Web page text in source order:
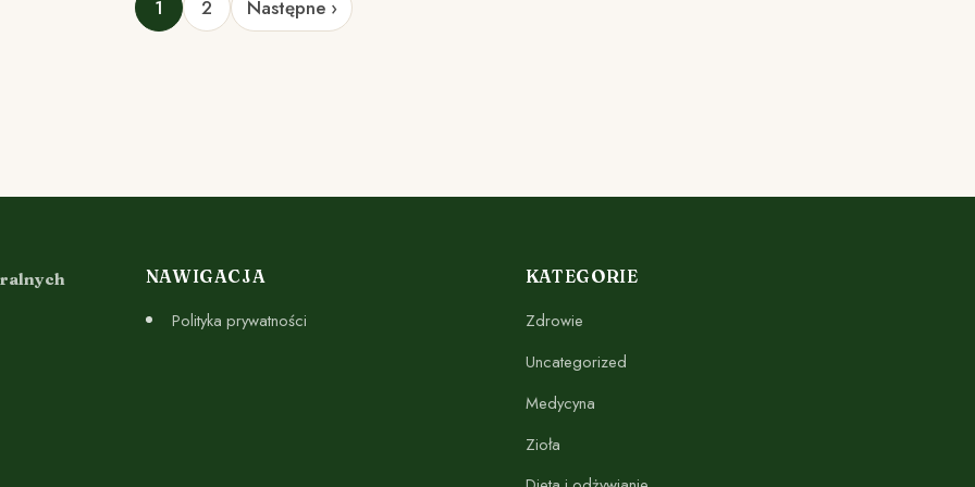
1 2 Następne ›
NAWIGACJA
Polityka prywatności
KATEGORIE
Zdrowie
Uncategorized
Medycyna
Zioła